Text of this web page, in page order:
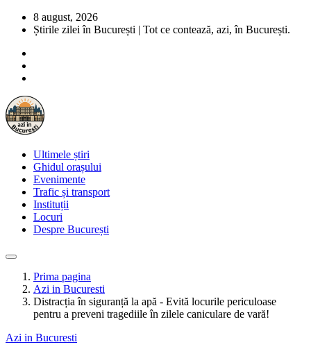
8 august, 2026
Știrile zilei în București | Tot ce contează, azi, în București.
Ultimele știri
Ghidul orașului
Evenimente
Trafic și transport
Instituții
Locuri
Despre București
Prima pagina
Azi in Bucuresti
Distracția în siguranță la apă - Evită locurile periculoase
pentru a preveni tragediile în zilele caniculare de vară!
Azi in Bucuresti